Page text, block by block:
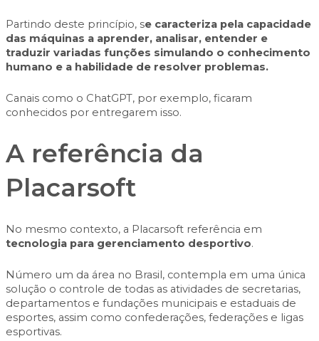
Partindo deste princípio, se caracteriza pela capacidade
das máquinas a aprender, analisar, entender e
traduzir variadas funções simulando o conhecimento
humano e a habilidade de resolver problemas.
Canais como o ChatGPT, por exemplo, ficaram
conhecidos por entregarem isso.
A referência da
Placarsoft
No mesmo contexto, a Placarsoft referência em
tecnologia para gerenciamento desportivo.
Número um da área no Brasil, contempla em uma única
solução o controle de todas as atividades de secretarias,
departamentos e fundações municipais e estaduais de
esportes, assim como confederações, federações e ligas
esportivas.